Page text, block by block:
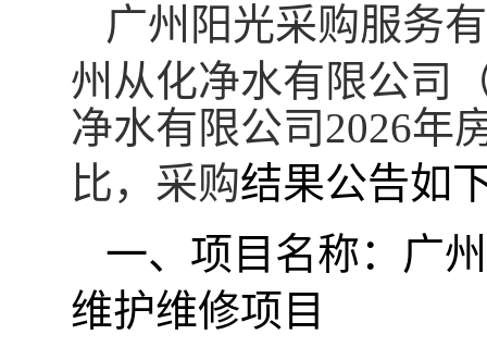
广州 阳光采购服务
州从化净水有限公司
净水有限公司2026年
比，采购结果公告如
一、 项目名称： 广
维护维修项目